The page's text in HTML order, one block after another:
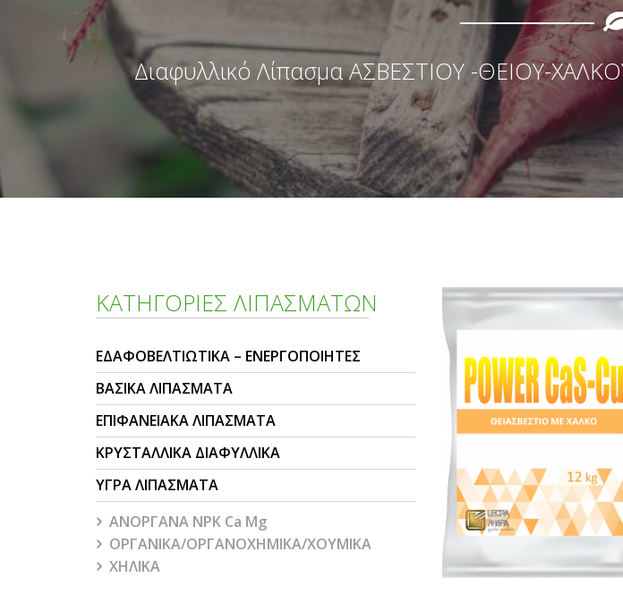
Διαφυλλικό Λίπασμα ΑΣΒΕΣΤΙΟΥ -ΘΕΙΟΥ-ΧΑΛΚΟΥ
ΚΑΤΗΓΟΡΙΕΣ ΛΙΠΑΣΜΑΤΩΝ
ΕΔΑΦΟΒΕΛΤΙΩΤΙΚΑ – ΕΝΕΡΓΟΠΟΙΗΤΕΣ
ΒΑΣΙΚΑ ΛΙΠΑΣΜΑΤΑ
ΕΠΙΦΑΝΕΙΑΚΑ ΛΙΠΑΣΜΑΤΑ
ΚΡΥΣΤΑΛΛΙΚΑ ΔΙΑΦΥΛΛΙΚΑ
ΥΓΡΑ ΛΙΠΑΣΜΑΤΑ
ΑΝΟΡΓΑΝΑ NPK Ca Mg
ΟΡΓΑΝΙΚΑ/ΟΡΓΑΝΟΧΗΜΙΚΑ/ΧΟΥΜΙΚΑ
ΧΗΛΙΚΑ